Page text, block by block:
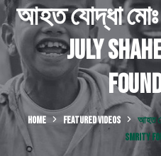
আহত যোদ্ধা
July
HOME FEATURED VIDEOS
আহত
SMRITY